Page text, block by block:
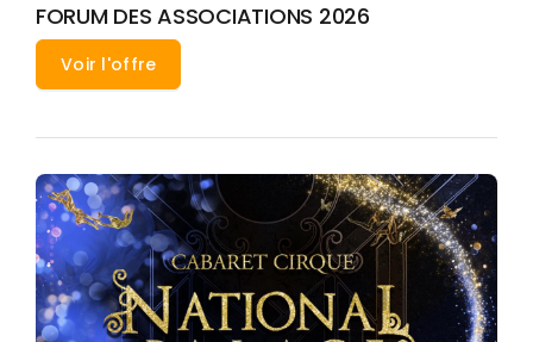
FORUM DES ASSOCIATIONS 2026
Voir l'offre